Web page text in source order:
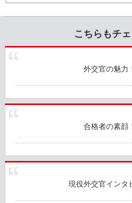
こちらもチ
外交官の魅力
合格者の素顔
現役外交官インタ